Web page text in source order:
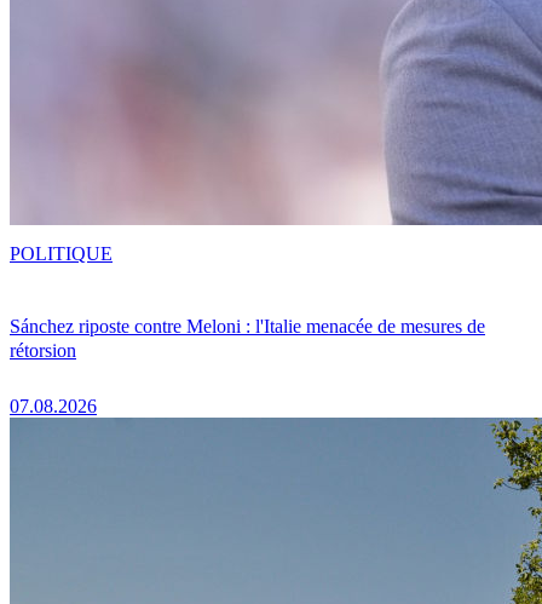
Sánchez riposte contre Meloni : l'Italie menacée de mesures de
rétorsion
07.08.2026
POLITIQUE